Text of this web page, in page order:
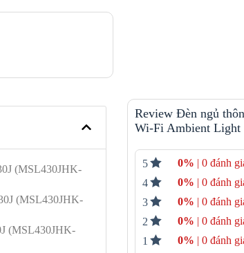
(MSL430JHK-
(MSL430JHK-
(MSL430JHK-
Review Đèn ngủ
Wi-Fi Ambient Light
5 0% | 0 đánh
4
0% | 0 đánh
3
0% | 0 đánh
2
0% | 0 đánh
1
0% | 0 đánh